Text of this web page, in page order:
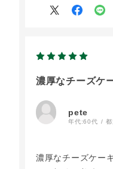
ストをもらいまし
濃厚なチーズケ
pete
年代:60代
濃厚なチーズケー